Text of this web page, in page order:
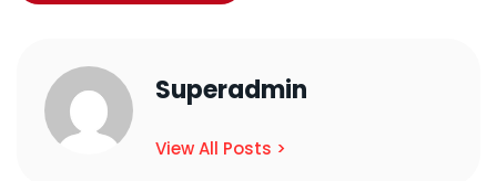
Superadmin
View All Posts >